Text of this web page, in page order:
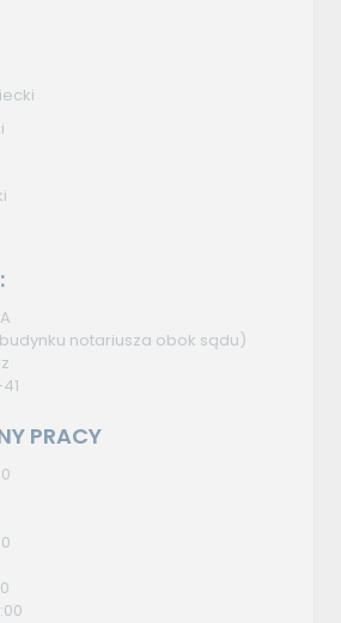
budynku notariusza obok sądu)
PRACY